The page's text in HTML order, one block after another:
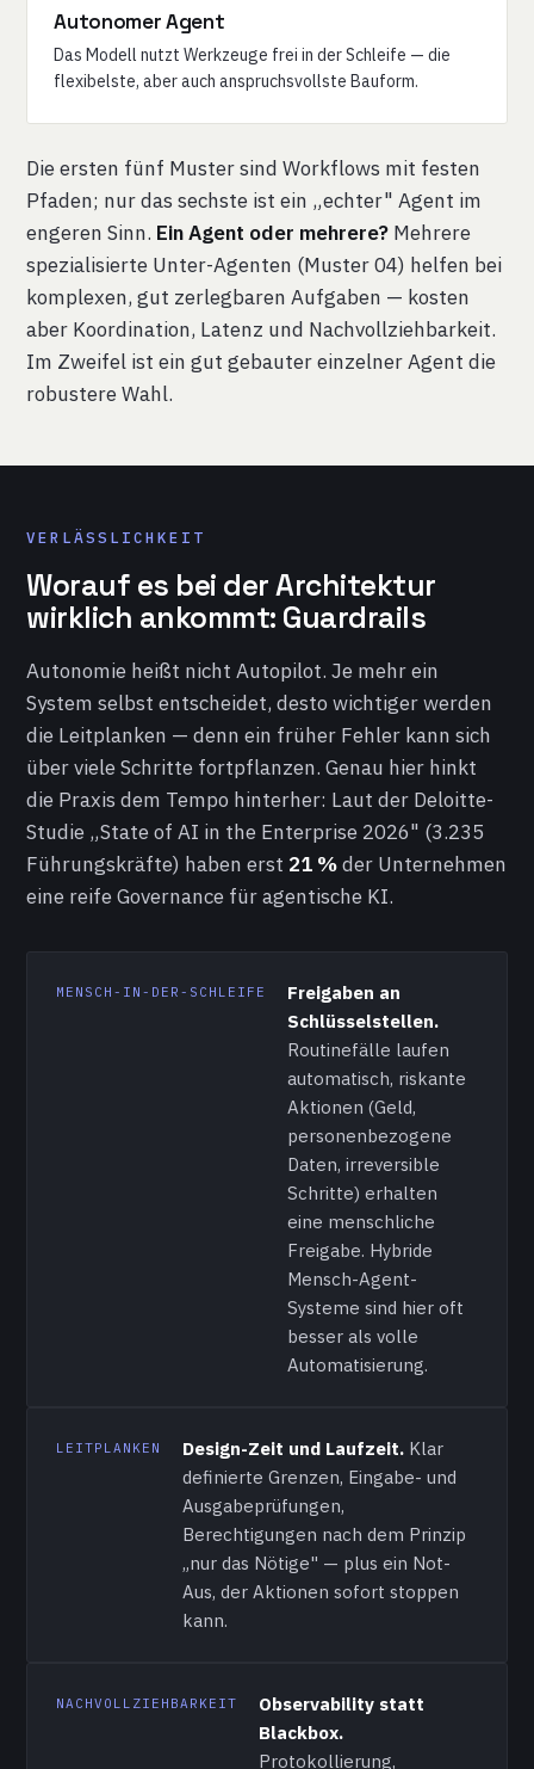
Autonomer Agent
Das Modell nutzt Werkzeuge frei in der Schleife — die
flexibelste, aber auch anspruchsvollste Bauform.
Die ersten fünf Muster sind Workflows mit festen
Pfaden; nur das sechste ist ein „echter" Agent im
engeren Sinn. Ein Agent oder mehrere? Mehrere
spezialisierte Unter-Agenten (Muster 04) helfen bei
komplexen, gut zerlegbaren Aufgaben — kosten
aber Koordination, Latenz und Nachvollziehbarkeit.
Im Zweifel ist ein gut gebauter einzelner Agent die
robustere Wahl.
VERLÄSSLICHKEIT
Worauf es bei der Architektur
wirklich ankommt: Guardrails
Autonomie heißt nicht Autopilot. Je mehr ein
System selbst entscheidet, desto wichtiger werden
die Leitplanken — denn ein früher Fehler kann sich
über viele Schritte fortpflanzen. Genau hier hinkt
die Praxis dem Tempo hinterher: Laut der Deloitte-
Studie „State of AI in the Enterprise 2026" (3.235
Führungskräfte) haben erst 21 %der Unternehmen
eine reife Governance für agentische KI.
MENSCH-IN-DER-SCHLEIFE
Freigaben an
Schlüsselstellen.
Routinefälle laufen
automatisch, riskante
Aktionen (Geld,
personenbezogene
Daten, irreversible
Schritte) erhalten
eine menschliche
Freigabe. Hybride
Mensch-Agent-
Systeme sind hier oft
besser als volle
Automatisierung.
LEITPLANKEN Design-Zeit und Laufzeit. Klar
definierte Grenzen, Eingabe- und
Ausgabeprüfungen,
Berechtigungen nach dem Prinzip
„nur das Nötige" — plus ein Not-
Aus, der Aktionen sofort stoppen
kann.
NACHVOLLZIEHBARKEIT
Observability statt
Blackbox.
Protokollierung,